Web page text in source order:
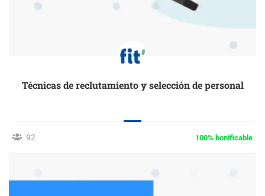
Técnicas de reclutamiento y selección de personal
92 100% bonificable